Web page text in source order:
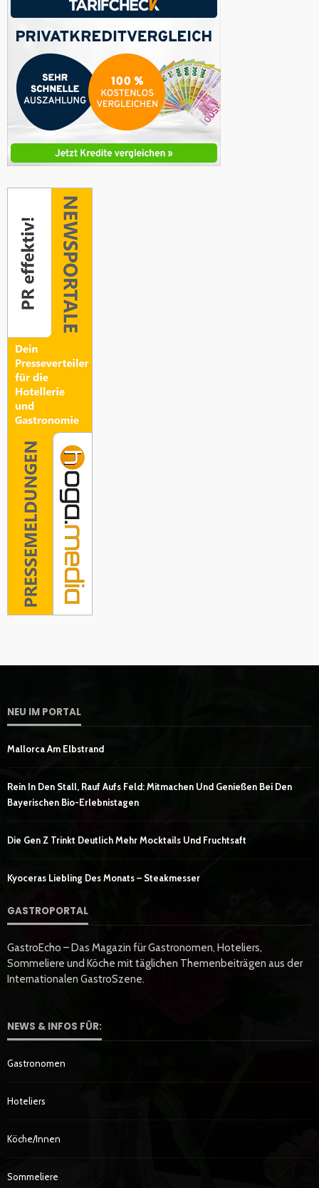
NEU IM PORTAL
Mallorca Am Elbstrand
Rein In Den Stall, Rauf Aufs Feld: Mitmachen Und Genießen Bei Den
Bayerischen Bio-Erlebnistagen
Die Gen Z Trinkt Deutlich Mehr Mocktails Und Fruchtsaft
Kyoceras Liebling Des Monats – Steakmesser
GASTROPORTAL
GastroEcho – Das Magazin für Gastronomen, Hoteliers,
Sommeliere und Köche mit täglichen Themenbeiträgen aus der
Internationalen GastroSzene.
NEWS & INFOS FÜR:
Gastronomen
Hoteliers
Köche/innen
Sommeliere